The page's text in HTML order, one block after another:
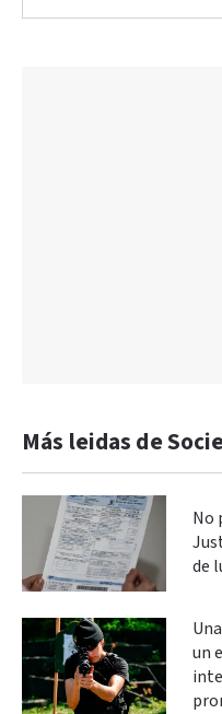
Más leidas de
No
de
un